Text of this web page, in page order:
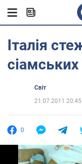
Італія
Світ
21.07.2011 20:45
0